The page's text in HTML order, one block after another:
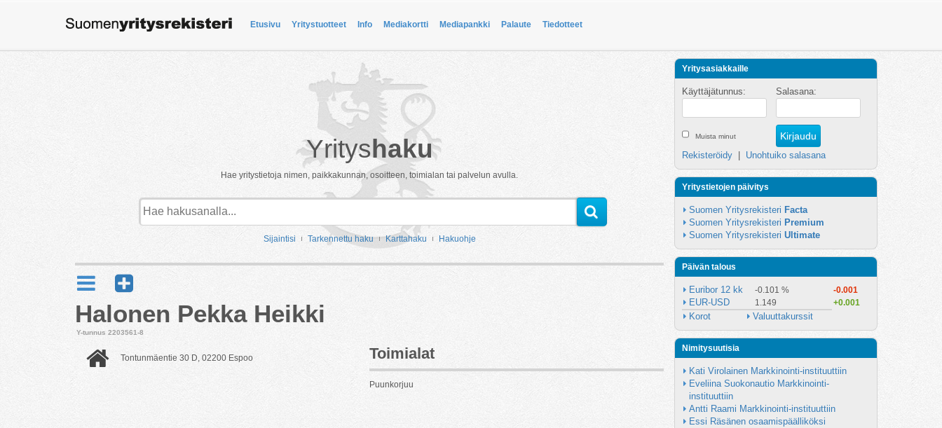
Etusivu Yritystuotteet Info Mediakortti Mediapankki Palaute Tiedotteet
Yrityshaku
Hae yritystietoja nimen, paikkakunnan, osoitteen, toimialan tai palvelun avulla.
Sijaintisi Tarkennettu haku Karttahaku Hakuohje
Halonen Pekka Heikki
Y-tunnus 2203561-8
Tontunmäentie 30 D, 02200 Espoo Toimialat
Puunkorjuu
Yritysasiakkaille
Käyttäjätunnus: Salasana:
Muista minut
Rekisteröidy Unohtuiko salasana
Yritystietojen päivitys
Suomen Yritysrekisteri Facta
Suomen Yritysrekisteri Premium
Suomen Yritysrekisteri Ultimate
Päivän talous
Euribor 12 kk -0.101 % -0.001
EUR-USD 1.149 +0.001
Korot Valuuttakurssit
Nimitysuutisia
Kati Virolainen Markkinointi-instituuttiin
Eveliina Suokonautio Markkinointi-
instituuttiin
Antti Raami Markkinointi-instituuttiin
Essi Räsänen osaamispäälliköksi